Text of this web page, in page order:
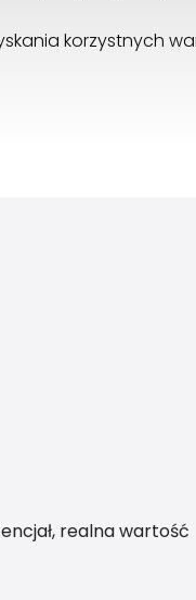
korzystnych
realna wartość